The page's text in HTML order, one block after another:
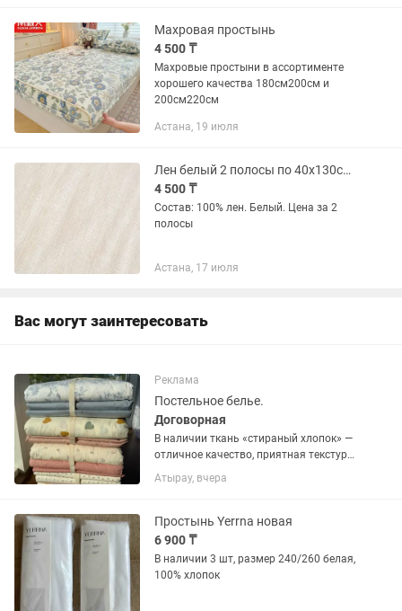
Махровая простынь
4 500 ₸
Махровые простыни в ассортименте
хорошего качества 180см200см и
200см220см
Астана, 19 июля
Лен белый 2 полосы по 40х130см за все
4 500 ₸
Состав: 100% лен. Белый. Цена за 2
полосы
Астана, 17 июля
Вас могут заинтересовать
Реклама
Постельное белье.
Договорная
В наличии ткань «стираный хлопок» —
отличное качество, приятная текстура
и большой выбор цветов.
Атырау, вчера
Простынь Yerrna новая
6 900 ₸
В наличии 3 шт, размер 240/260 белая,
100% хлопок